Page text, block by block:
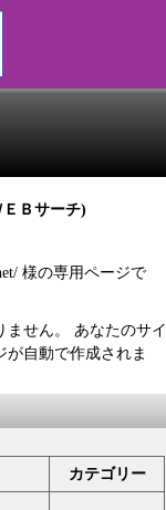
Ｂサーチ)
様の専用ページで
せん。 あなたのサイ
が自動で作成されま
カテゴリー